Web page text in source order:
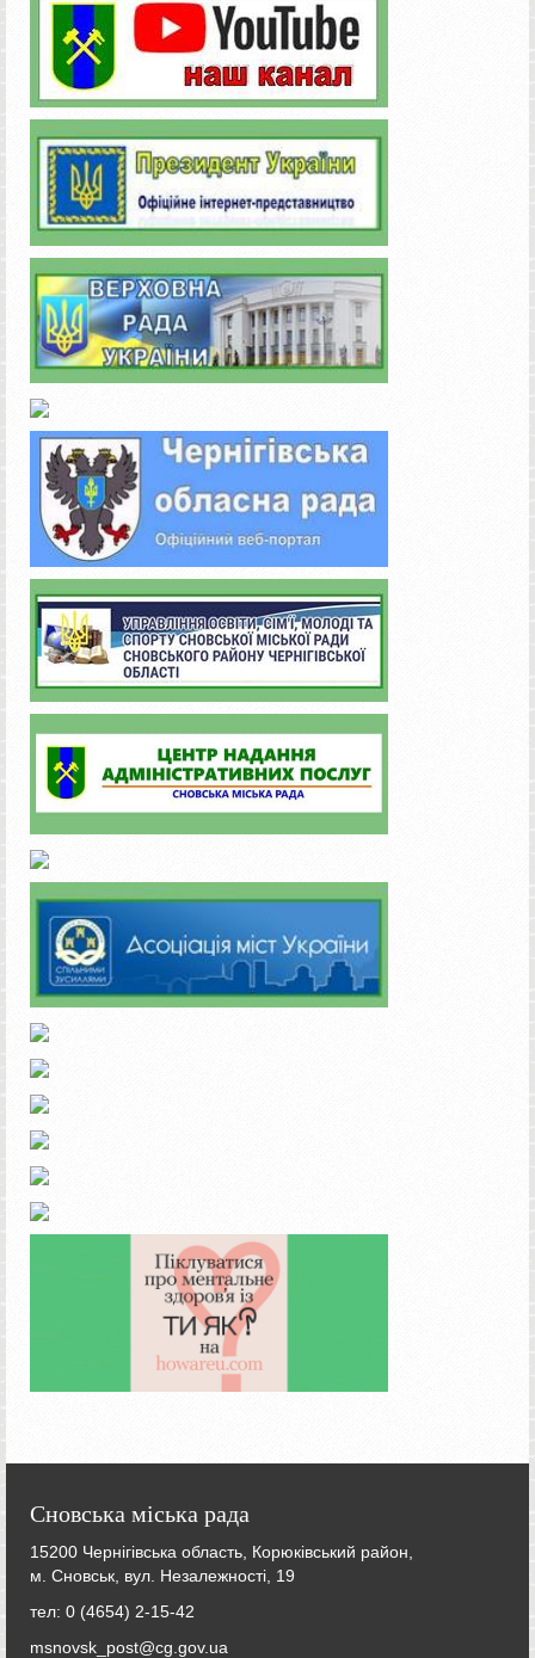
Сновська міська рада
15200 Чернігівська область, Корюківський район,
м. Сновськ, вул. Незалежності, 19
тел: 0 (4654) 2-15-42
msnovsk_post@cg.gov.ua